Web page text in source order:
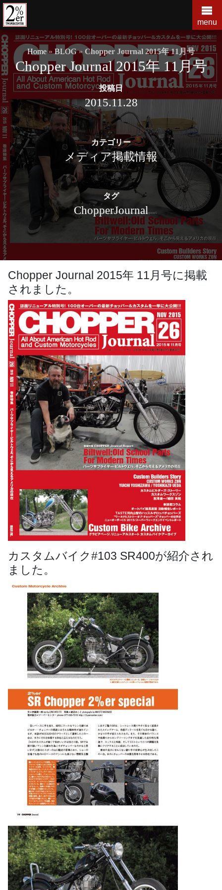
コ
ン
テ
ン
ツ
の
を
ス
キ
ッ
プ
す
る
menu
Home »BLOG» Chopper Journal 2015年 11月号
Chopper Journal 2015年 11月号
投稿日
2015.11.28
カテゴリー
メディア掲載情報
タグ
ChopperJournal
Chopper Journal 2015年 11月号に掲載
されました。
カスタムバイク#103 SR400が紹介され
ました。